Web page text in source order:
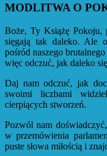
MODLITWA O
Boże, Ty Książę Pokoju,
sięgają tak daleko. Ale
pośród naszego
więc odczuć, jak daleko
Daj nam odczuć, jak
swoimi liczbami
cierpiących stworzeń.
Pozwól nam
w przemówienia
puste słowa miłością i